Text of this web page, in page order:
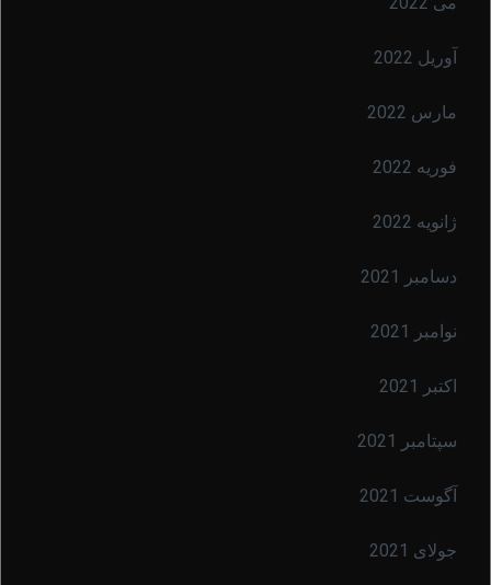
آوریل 2022
مارس 2022
فوریه 2022
ژانویه 2022
دسامبر 2021
نوامبر 2021
اکتبر 2021
سپتامبر 2021
آگوست 2021
جولای 2021